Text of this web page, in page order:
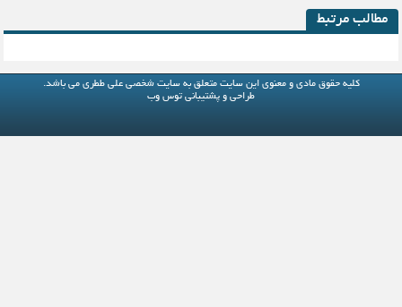
مطالب مرتبط
کلیه حقوق مادی و معنوی این سایت متعلق بهسایت شخصی علی ططری می باشد.
طراحی و پشتیبانی توس وب